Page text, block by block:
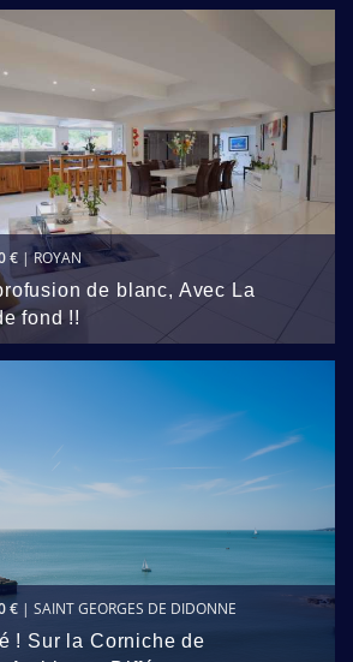
€ | ROYAN
de blanc, Avec La
fond !!
€ | SAINT GEORGES DE DIDONNE
! Sur la Corniche de